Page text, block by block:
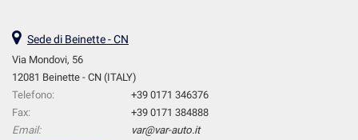
Sede di Beinette - CN
Via Mondovi, 56
12081 Beinette - CN (ITALY)
Telefono:
+39 0171 346376
Fax:
+39 0171 384888
Email:
var@var-auto.it